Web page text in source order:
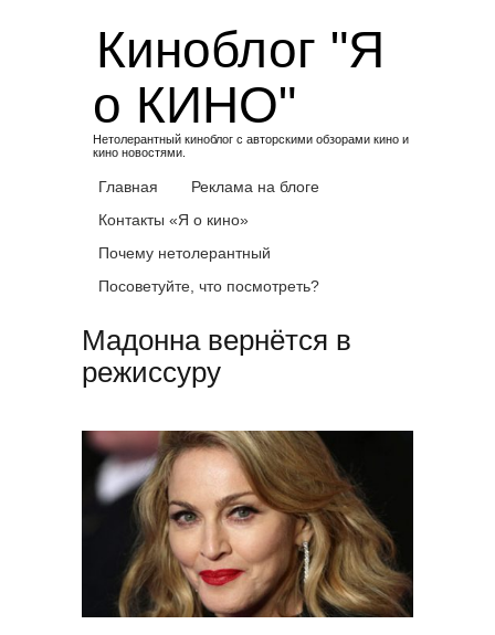
Киноблог "Я
о КИНО"
Нетолерантный киноблог с авторскими обзорами кино и
кино новостями.
Главная
Реклама на блоге
Контакты «Я о кино»
Почему нетолерантный
Посоветуйте, что посмотреть?
Мадонна вернётся в
режиссуру